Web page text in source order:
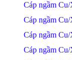
Cáp ngầm
Cáp ngầm
Cáp ngầm
Cáp ngầm